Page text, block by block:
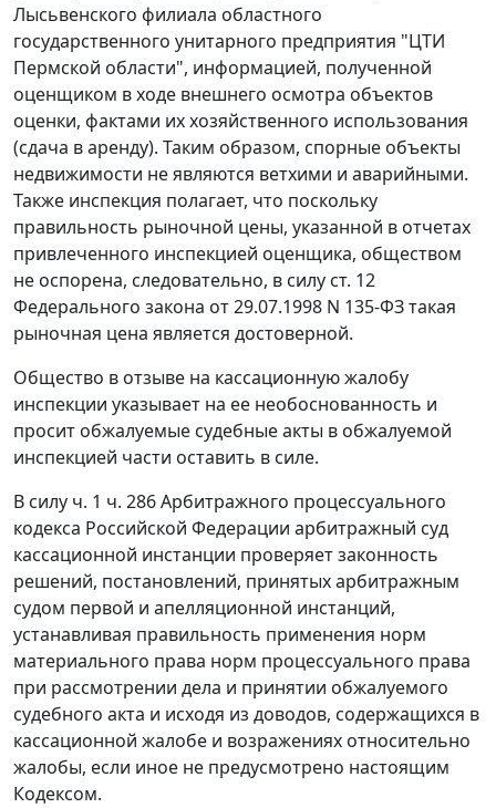
Лысьвенского филиала областного
государственного унитарного предприятия "ЦТИ
Пермской области", информацией, полученной
оценщиком в ходе внешнего осмотра объектов
оценки, фактами их хозяйственного использования
(сдача в аренду). Таким образом, спорные объекты
недвижимости не являются ветхими и аварийными.
Также инспекция полагает, что поскольку
правильность рыночной цены, указанной в отчетах
привлеченного инспекцией оценщика, обществом
не оспорена, следовательно, в силу ст. 12
Федерального закона от 29.07.1998 N 135-ФЗ такая
рыночная цена является достоверной.
Общество в отзыве на кассационную жалобу
инспекции указывает на ее необоснованность и
просит обжалуемые судебные акты в обжалуемой
инспекцией части оставить в силе.
В силу ч. 1 ч. 286Арбитражного процессуального
кодекса Российской Федерации арбитражный суд
кассационной инстанции проверяет законность
решений, постановлений, принятых арбитражным
судом первой и апелляционной инстанций,
устанавливая правильность применения норм
материального права норм процессуального права
при рассмотрении дела и принятии обжалуемого
судебного акта и исходя из доводов, содержащихся в
кассационной жалобе и возражениях относительно
жалобы, если иное не предусмотрено настоящим
Кодексом.